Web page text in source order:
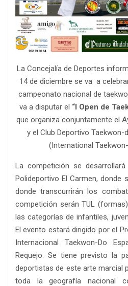
La Concejalía de Deportes
14 de diciembre se va a
campeonato nacional de
va a disputar el “I Open de
que organiza conjuntamente el
y el Club Deportivo Taekwon-
(International
La competición se
Polideportivo El Carmen, donde
donde transcurrirán los
competición serán TUL
las categorías de infantiles,
El evento estará dirigido por el
Internacional Taekwon-Do
Requejo. Se tiene previsto la
deportistas de este arte marcial
toda la geografía nacional